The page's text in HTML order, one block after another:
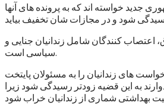
جدید خواسته اند که به پرونده های آنها
اعتصاب کنندگان شامل زندانیان جنایی و
سیاسی است.
های زندانیان را به مسئولان پایتخت
به این قضیه زودتر رسیدگی شود زیرا